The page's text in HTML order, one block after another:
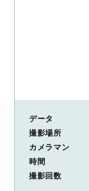
データ
撮影場所
カメラマン
時間
撮影回数